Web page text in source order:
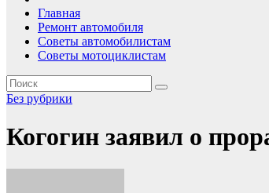
Главная
Ремонт автомобиля
Советы автомобилистам
Советы мотоциклистам
Без рубрики
Когогин заявил о